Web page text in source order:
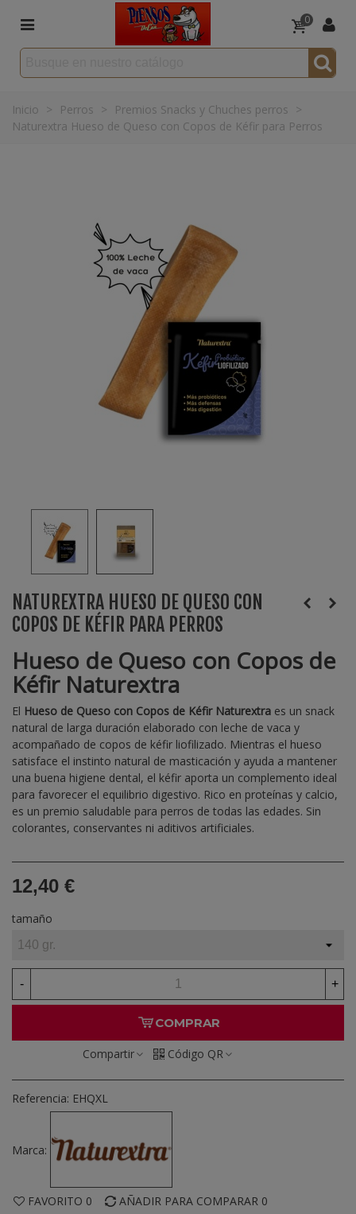
0
Inicio > Perros > Premios Snacks y Chuches perros >
Naturextra Hueso de Queso con Copos de Kéfir para Perros
NATUREXTRA HUESO DE QUESO CON
COPOS DE KÉFIR PARA PERROS
Hueso de Queso con Copos de
Kéfir Naturextra
El Hueso de Queso con Copos de Kéfir Naturextra es un snack
natural de larga duración elaborado con leche de vaca y
acompañado de copos de kéfir liofilizado. Mientras el hueso
satisface el instinto natural de masticación y ayuda a mantener
una buena higiene dental, el kéfir aporta un complemento ideal
para favorecer el equilibrio digestivo. Rico en proteínas y calcio,
es un premio saludable para perros de todas las edades. Sin
colorantes, conservantes ni aditivos artificiales.
12,40 €
tamaño
- +
COMPRAR
Compartir Código QR
Referencia: EHQXL
Marca:
FAVORITO 0 AÑADIR PARA COMPARAR 0